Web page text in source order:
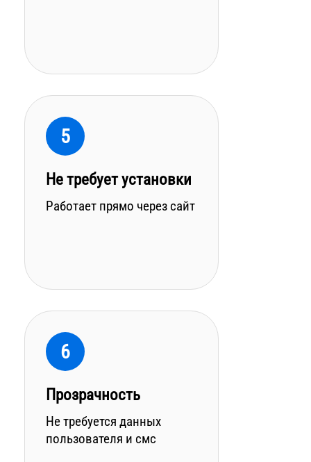
5
Не требует установки
Работает прямо через сайт
6
Прозрачность
Не требуется данных
пользователя и смс